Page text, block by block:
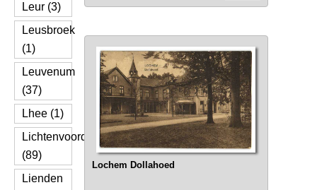
Leur (3)
Leusbroek
(1)
Leuvenum
(37)
Lhee (1)
Lichtenvoorde
(89)
Lienden
Lochem Dollahoed